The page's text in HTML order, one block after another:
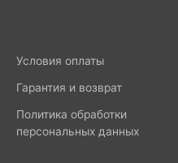
Условия оплаты
Гарантия и возврат
Политика обработки
персональных данных